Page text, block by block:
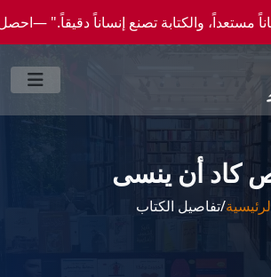
تصنع إنساناً دقيقاً." —احصل علي عروض وخصومات خاصة
كاد أن ينسى
/تفاصيل الكتاب